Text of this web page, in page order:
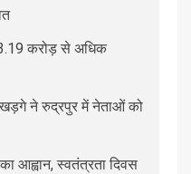
3.19 करोड़ से अधिक
ने रुद्रपुर में नेताओं को
आह्वान, स्वतंत्रता दिवस